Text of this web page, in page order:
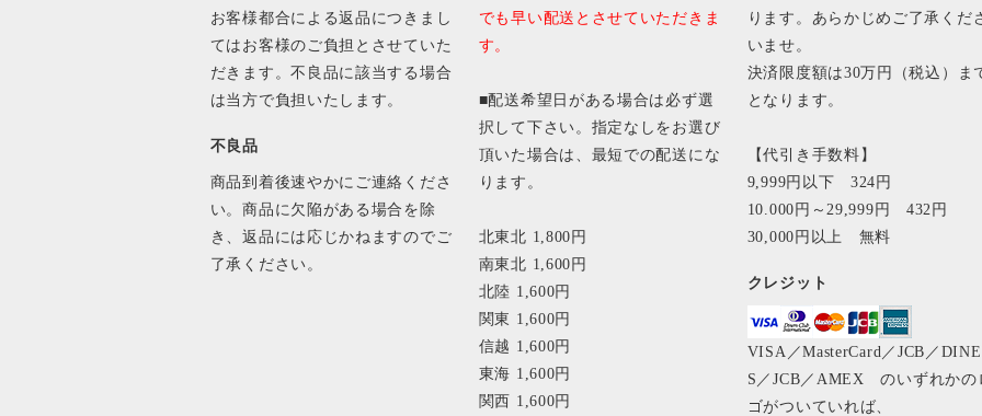
お客様都合による返品につきまし
てはお客様のご負担とさせていた
だきます。不良品に該当する場合
は当方で負担いたします。
不良品
商品到着後速やかにご連絡くださ
い。商品に欠陥がある場合を除
き、返品には応じかねますのでご
了承ください。
でも早い配送とさせていただきま
す。
■配送希望日がある場合は必ず選
択して下さい。指定なしをお選び
頂いた場合は、最短での配送にな
ります。
北東北 1,800円
南東北 1,600円
北陸 1,600円
関東 1,600円
信越 1,600円
東海 1,600円
関西 1,600円
ります。あらかじめご了承くだ
いませ。
決済限度額は30万円（税込）ま
となります。
【代引き手数料】
9,999円以下 324円
10.000円～29,999円 432円
30,000円以上 無料
クレジット
VISA／MasterCard／JCB／
S／JCB／AMEX のいずれかの
ゴがついていれば、